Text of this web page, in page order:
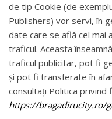
de tip Cookie (de
Publishers) vor servi, în
date care se află cel mai
traficul. Aceasta
traficul publicitar, pot fi
și pot fi transferate în
consultați Politica privind
https://bragadirucity.ro/